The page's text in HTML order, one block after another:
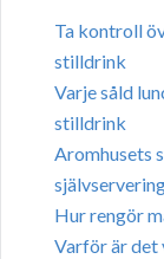
Ta kontroll
stilldrink
Varje såld
stilldrink
Aromhusets
Hur rengör
Varför är